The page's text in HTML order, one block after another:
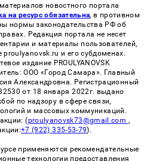
новостного портала
на ресурс обязательна, в противном
нормы законодательства РФ об
Редакция портала не несет
и материалы пользователей,
и его субдоменах.
издание PROULYANOVSK
ООО «Город Самара». Главный
Александровна. Регистрационный
от 18 января 2022г. выдано
по надзору в сфере связи,
и массовых коммуникаций.
(proulyanovsk73@gmail.com ,
+7 (922) 335-53-79).
применяются рекомендательные
технологии предоставления